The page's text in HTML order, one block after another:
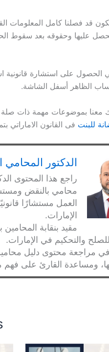
نكون قد فصلنا كامل
عليها وحقوقه بعد سقوط
على استشارة قانونية
الظاهر أسفل الشاشة.
معنا بموضوعات مهمة ذات
للبنت فى القانون الاماراتي
الدكتور
راجع هذا المحتوى
العمل مستشارًا
الإمارات.
والتحكيم في الإمارات.
مراجعة محتوى دليل
ومساعدة القارئ على فهم